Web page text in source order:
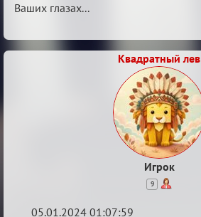
Ваших глазах...
Квадратный лев
Игрок
9
05.01.2024 01:07:59